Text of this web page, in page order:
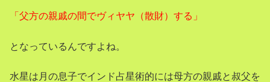
「父方の親戚の間でヴィヤヤ（散財）する」
となっているんですよね。
水星は月の息子でインド占星術的には母方の親戚と叔父を